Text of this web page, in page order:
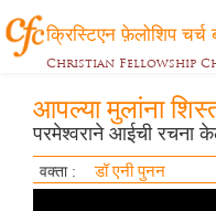
क्रिस्टिएन फ़ेलोशिप चर्च
Christian Fellowship
आपल्या मुलांना
परमेश्वराने आईची रचना
वक्ता : डॉ एनी पुनन